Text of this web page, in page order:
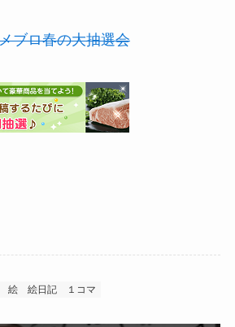
ブロ春の大抽選会
絵 絵日記 １コマ